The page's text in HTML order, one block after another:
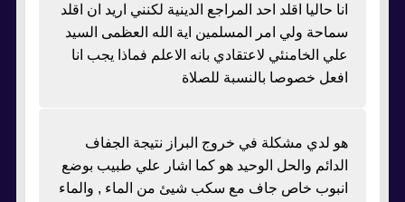
انا حاليا اقلد احد المراجع الدينية لكنني اريد ان اقلد
سماحة ولي امر المسلمين اية الله العظمى السيد
علي الخامنئي لاعتقادي بانه الاعلم فماذا يجب انا
افعل خصوصا بالنسبة للصلاة
هو لدي مشكلة في خروج البراز نتيجة الجفاف
الدائم والحل الوحيد هو كما اشار علي طبيب بوضع
انبوب خاص جاف مع سكب شيئ من الماء , والماء